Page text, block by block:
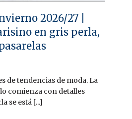
2026/27 |
en gris perla,
de tendencias de moda. La
comienza con detalles
se está [...]